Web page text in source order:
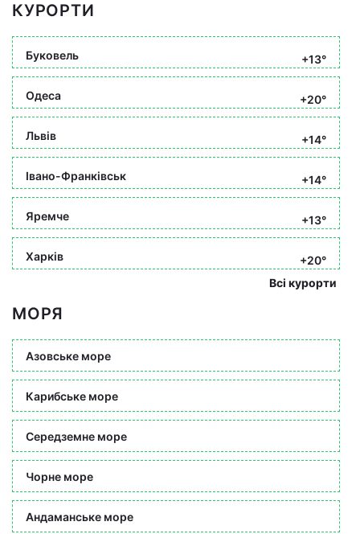
КУРОРТИ
Буковель +13°
Одеса +20°
Львів +14°
Івано-Франківськ +14°
Яремче +13°
Харків
+20°
Всі курорти
МОРЯ
Азовське море
Карибське море
Середземне море
Чорне море
Андаманське море